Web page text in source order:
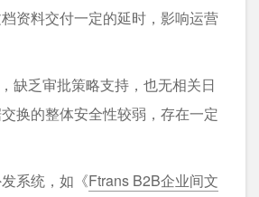
资料交付一定的延时，影响运营
缺乏审批策略支持，也无相关日
换的整体安全性较弱，存在一定
系统，如《Ftrans B2B企业间文